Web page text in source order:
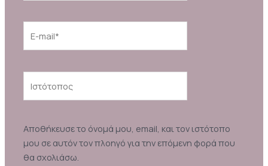
mail*
Αποθήκευσε το όνομά μου, email, και τον ιστότοπο
μου σε αυτόν τον πλοηγό για την επόμενη φορά που
θα σχολιάσω.